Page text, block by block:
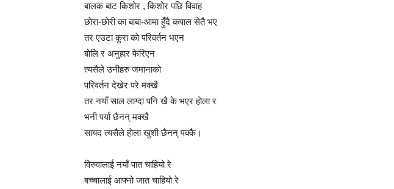
बालक बाट किशोर , किशोर पछि विवाह
छाेरा-छाेरी का बाबा-आमा हुँदै कपाल सेतै भए
तर एउटा कुरा काे परिवर्तन भएन
बाेलि र अनुहार फेरिएन
त्यसैले उनीहरु जमानाकाे
परिवर्तन देखेर परे मक्खै
तर नयाँ साल लाग्दा पनि खै के भएर हाेला र
भनी पर्या छैनन् मक्खै
सायद त्यसैले हाेला खुशी छैनन् पक्कै।
विरुवालाई नयाँ पात चाहियो रे
बच्चालाई आफ्नो जात चाहियो रे